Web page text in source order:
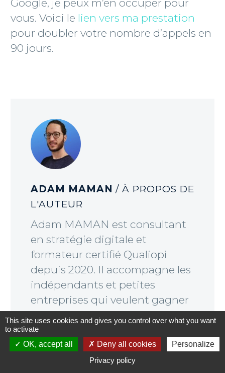
Google, je peux m’en occuper pour
vous. Voici le lien vers ma prestation
pour doubler votre nombre d’appels en
90 jours.
ADAM MAMAN/ À PROPOS DE
L'AUTEUR
Adam MAMAN est consultant
en stratégie digitale et
formateur certifié Qualiopi
depuis 2020. Il accompagne les
indépendants et petites
entreprises qui veulent gagner
en visibilité et trouver plus de
clients grâce aux réseaux
sociaux, et à des stratégies
digitales sur-mesure.
This site uses cookies and gives you control over what you want
to activate
OK, accept all
Deny all cookies
Personalize
Privacy policy